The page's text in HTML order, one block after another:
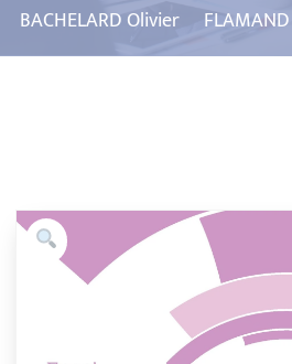
BACHELARD Olivier